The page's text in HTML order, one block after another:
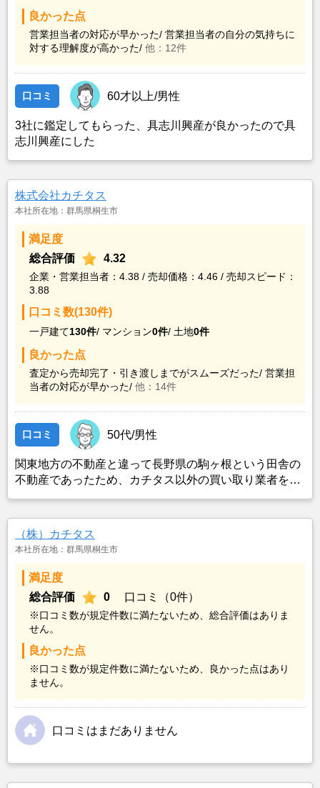
良かった点
営業担当者の対応が早かった/ 営業担当者の自分の気持ちに
対する理解度が高かった/ 他：12件
口コミ 60才以上/男性
3社に鑑定してもらった、具志川興産が良かったので具
志川興産にした
株式会社カチタス
本社所在地：群馬県桐生市
満足度
総合評価
4.32
企業・営業担当者：4.38 / 売却価格：4.46 / 売却スピード：
3.88
口コミ数(130件)
一戸建て130件/ マンション0件/ 土地0件
良かった点
査定から売却完了・引き渡しまでがスムーズだった/ 営業担
当者の対応が早かった/ 他：14件
口コミ 50代/男性
関東地方の不動産と違って長野県の駒ヶ根という田舎の
不動産であったため、カチタス以外の買い取り業者をみ
も空き家の状態で不動産を残しておけないと考えて売却
を決めた。
（株）カチタス
本社所在地：群馬県桐生市
満足度
総合評価
0 口コミ（0件）
※口コミ数が規定件数に満たないため、総合評価はありま
せん。
良かった点
※口コミ数が規定件数に満たないため、良かった点はあり
ません。
口コミはまだありません